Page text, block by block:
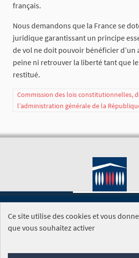
français.
Nous demandons que la France se
juridique garantissant un principe
de vol ne doit pouvoir bénéficier d’un
peine ni retrouver la liberté tant que le
restitué.
Commission des lois constitutionnelles,
l’administration générale de la
SITE DE L'ASSEMBLÉE
Foire aux questions
Ce site utilise des cookies et vous
que vous souhaitez activer